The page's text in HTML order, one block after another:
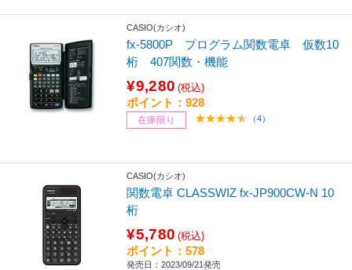
CASIO(カシオ)
fx-5800P プログラム関数電卓 仮数10
桁 407関数・機能
¥9,280 (税込)
ポイント：928
在庫限り （4）
CASIO(カシオ)
関数電卓 CLASSWIZ fx-JP900CW-N 10
桁
¥5,780 (税込)
ポイント：578
発売日：2023/09/21発売